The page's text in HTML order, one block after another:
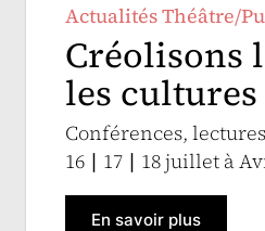
Actualités Théâtre/
Créolisons
les cultures
Conférences,
16 ∣ 17 ∣ 18 juillet à
En savoir plus